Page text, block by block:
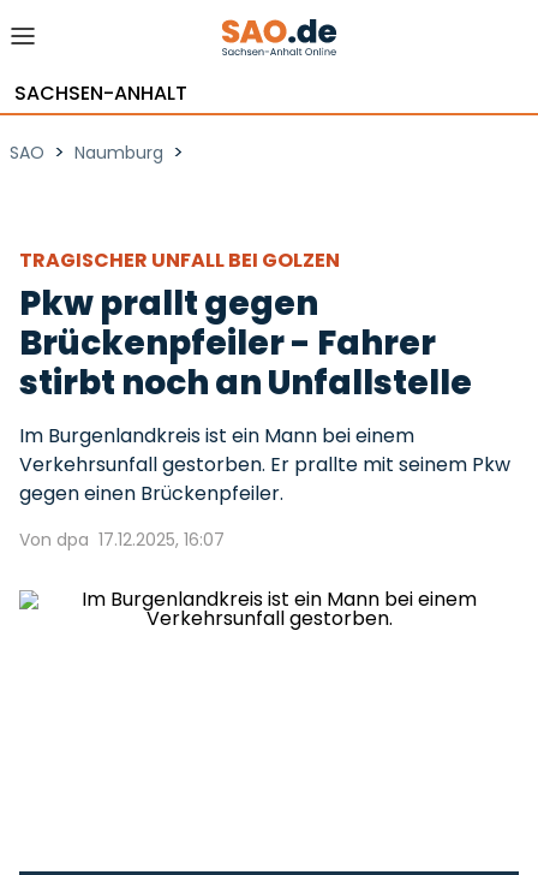
SACHSEN-ANHALT
SAO > Naumburg >
TRAGISCHER UNFALL BEI GOLZEN
Pkw prallt gegen
Brückenpfeiler - Fahrer
stirbt noch an Unfallstelle
Im Burgenlandkreis ist ein Mann bei einem
Verkehrsunfall gestorben. Er prallte mit seinem Pkw
gegen einen Brückenpfeiler.
Von dpa 17.12.2025, 16:07